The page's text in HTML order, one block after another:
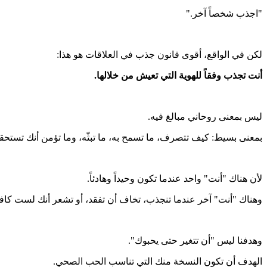
"اجذب شخصاً آخر."
لكن في الواقع، أقوى قانون جذب في العلاقات هو هذا:
أنت تجذب وفقاً للهوية التي تعيش من خلالها.
ليس بمعنى روحاني مبالغ فيه.
بمعنى بسيط: كيف تتصرف، ما تسمح به، ما تبثّه، وما تؤمن أنك
لأن هناك "أنت" واحد عندما تكون وحيداً وهادئاً.
وهناك "أنت" آخر عندما تنجذب، تخاف أن تفقد، أو تشعر أنك لست
وهدفنا ليس "أن تتغير حتى يحبوك".
الهدف أن تكون النسخة منك التي تناسب الحب الصحي.